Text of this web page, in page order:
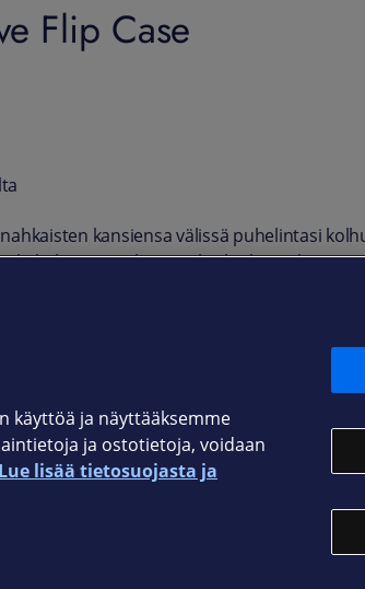
Flip Case
kansiensa välissä puhelintasi
kuljettaa mukanaan lisäksi luottokortit ja
käyttöä ja näyttääksemme
ja ostotietoja, voidaan
Lue lisää tietosuojasta ja